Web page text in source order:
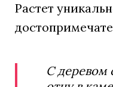
Растет
С деревом